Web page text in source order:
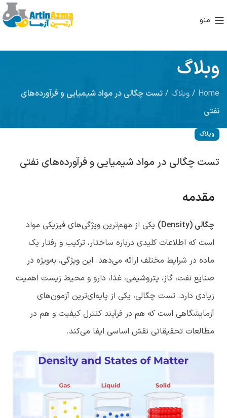
منو
وبلاگ
Home
/ وبلاگ / تست چگالی در مواد شیمیایی و فرآورده‌های
نفتی
وبلاگ
تست چگالی در مواد شیمیایی و فرآورده‌های نفتی
مقدمه
چگالی (Density)
یکی از مهم‌ترین ویژگی‌های فیزیکی مواد
است که اطلاعات کلیدی درباره ساختار، ترکیب و رفتار یک
ماده در شرایط مختلف ارائه می‌دهد. این ویژگی، به‌ویژه در
صنایع نفت، گاز، پتروشیمی، غذا، دارو و محیط زیست اهمیت
زیادی دارد. تست چگالی، یکی از پایه‌ای‌ترین آزمون‌های
آزمایشگاهی است که هم در فرآیند کنترل کیفیت و هم در
مطالعات تحقیقاتی نقش اساسی ایفا می‌کند.